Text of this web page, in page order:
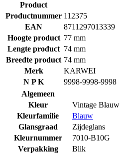
Product
Productnummer 112375
EAN
8711297013339
Hoogte product 77 mm
Lengte product 74 mm
Breedte product 74 mm
Merk
KARWEI
N P K
9998-9998-9998
Algemeen
Kleur
Vintage Blauw
Kleurfamilie
Blauw
Glansgraad
Zijdeglans
Kleurnummer
7010-B10G
Verpakking
Blik